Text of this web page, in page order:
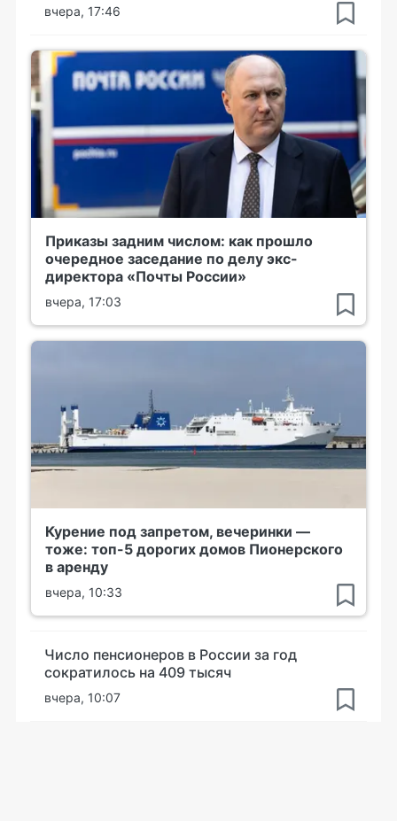
вчера, 17:46
Приказы задним числом: как прошло
очередное заседание по делу экс-
директора «Почты России»
вчера, 17:03
Курение под запретом, вечеринки —
тоже: топ-5 дорогих домов Пионерского
в аренду
вчера, 10:33
Число пенсионеров в России за год
сократилось на 409 тысяч
вчера, 10:07